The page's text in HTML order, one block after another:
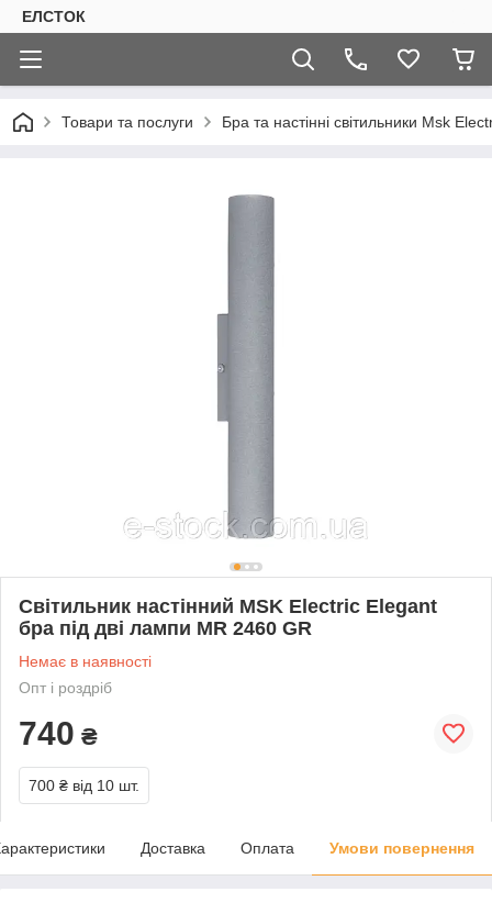
ЕЛСТОК
Товари та послуги Бра та настінні світильники Msk
Світильник настінний MSK Electric Elegant
бра під дві лампи MR 2460 GR
Немає в наявності
Опт і роздріб
740 ₴
700 ₴ від 10 шт.
Доставка Оплата Умови повернення